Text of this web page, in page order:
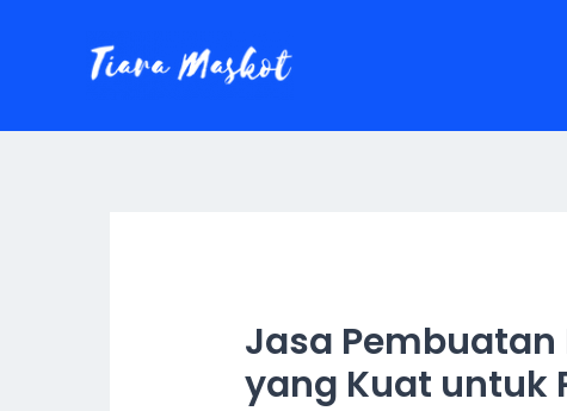
Jasa
yang Kuat untuk